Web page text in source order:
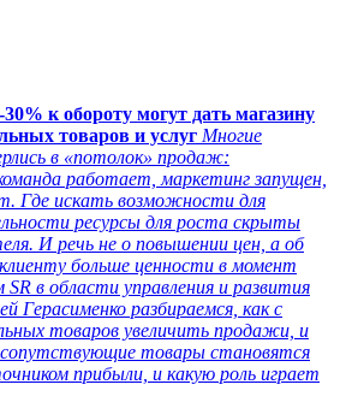
30% к обороту могут дать магазину
товаров и услуг Многие
в «потолок» продаж:
работает, маркетинг запущен,
Где искать возможности для
ресурсы для роста скрыты
И речь не о повышении цен, а об
больше ценности в момент
в области управления и развития
Герасименко разбираемся, как с
товаров увеличить продажи, и
сопутствующие товары становятся
прибыли, и какую роль играет